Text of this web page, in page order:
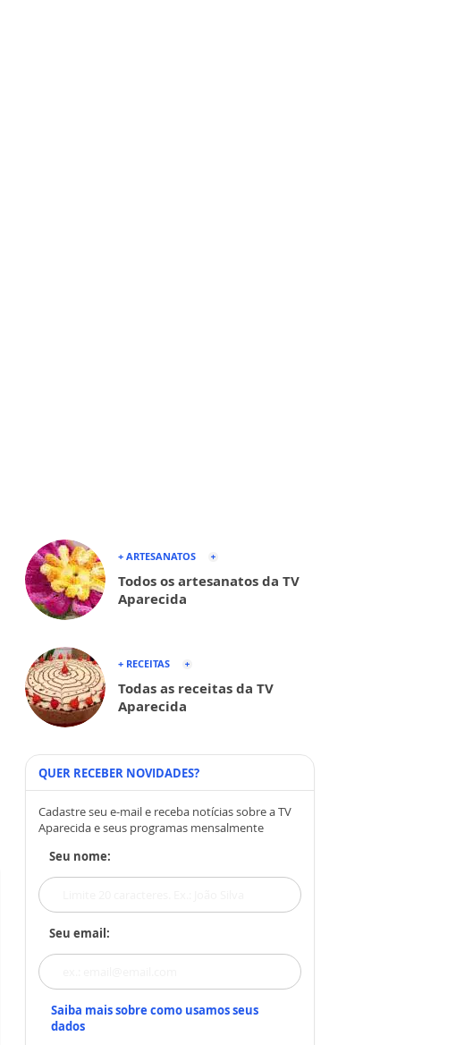
+ ARTESANATOS
Todos os artesanatos da TV
Aparecida
+ RECEITAS
Todas as receitas da TV
Aparecida
QUER RECEBER NOVIDADES?
Cadastre seu e-mail e receba notícias sobre a TV
Aparecida e seus programas mensalmente
Seu nome:
Seu email:
Saiba mais sobre como usamos seus
dados